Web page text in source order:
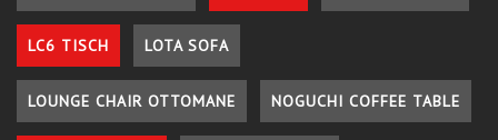
LC6 TISCH LOTA SOFA
LOUNGE CHAIR OTTOMANE NOGUCHI COFFEE TABLE